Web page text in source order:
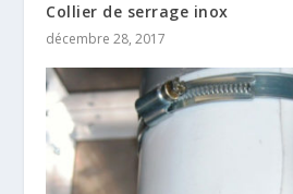
Collier de serrage inox
décembre 28, 2017